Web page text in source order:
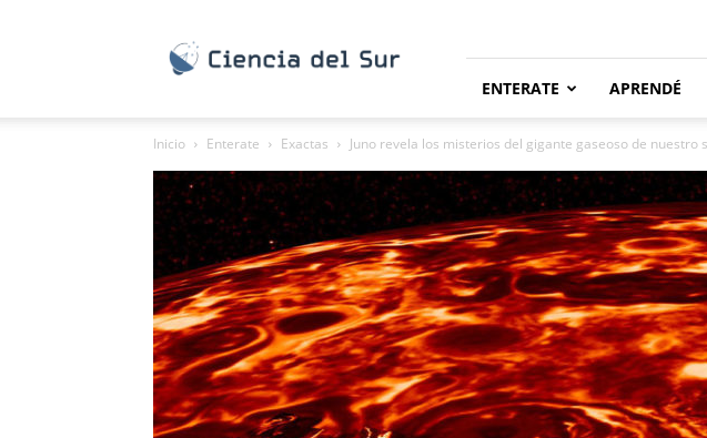
Sur
ENTERATE APRENDÉ
Inicio Enterate Exactas Juno revela los misterios del gigante gaseoso de nuestro